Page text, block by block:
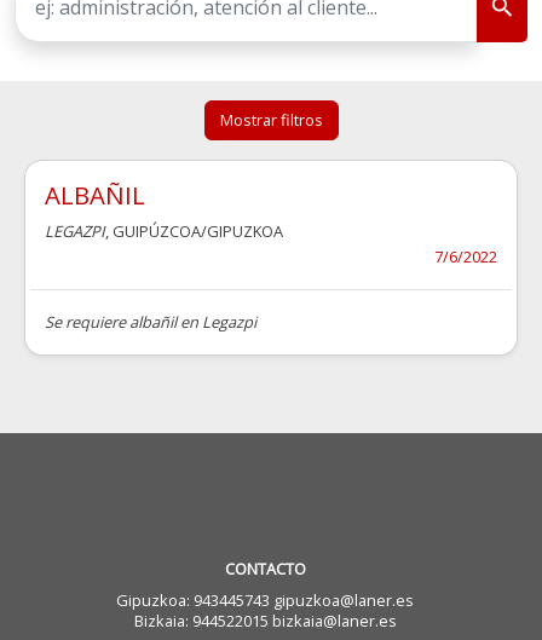
Mostrar filtros
ALBAÑIL
LEGAZPI, GUIPÚZCOA/GIPUZKOA
7/6/2022
Se requiere albañil en Legazpi
CONTACTO
Gipuzkoa: 943445743 gipuzkoa@laner.es
Bizkaia: 944522015 bizkaia@laner.es